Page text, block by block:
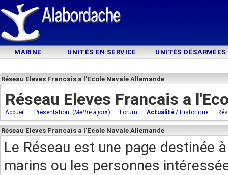
MARINE UNITÉS EN SERVICE UNITÉS DÉSARMÉES
Réseau Eleves Francais a l'Ecole Navale Allemande
Réseau Eleves Francais a
Accueil Présentation (Mettre à jour) Forum Actualité / Historique
Réseau Eleves Francais a l'Ecole Navale Allemande
Le Réseau est une page destinée
marins ou les personnes